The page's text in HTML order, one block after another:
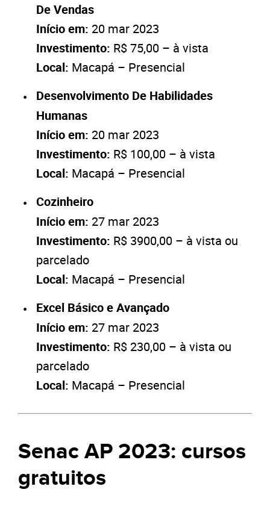
De Vendas
Início em: 20 mar 2023
Investimento: R$ 75,00 – à vista
Local: Macapá – Presencial
Desenvolvimento De Habilidades
Humanas
Início em: 20 mar 2023
Investimento: R$ 100,00 – à vista
Local: Macapá – Presencial
Cozinheiro
Início em: 27 mar 2023
Investimento: R$ 3900,00 – à vista ou
parcelado
Local: Macapá – Presencial
Excel Básico e Avançado
Início em: 27 mar 2023
Investimento: R$ 230,00 – à vista ou
parcelado
Local: Macapá – Presencial
Senac AP 2023: cursos
gratuitos